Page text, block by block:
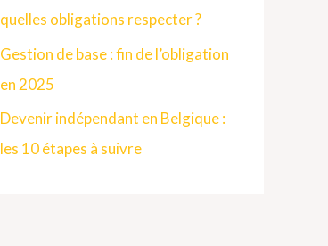
quelles obligations respecter ?
Gestion de base : fin de l’obligation
en 2025
Devenir indépendant en Belgique :
les 10 étapes à suivre